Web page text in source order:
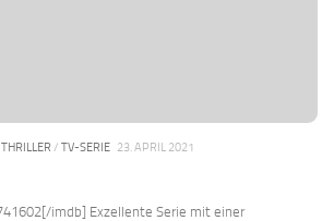
THRILLER / TV-SERIE 23. APRIL 2021
imdb] Exzellente Serie mit einer